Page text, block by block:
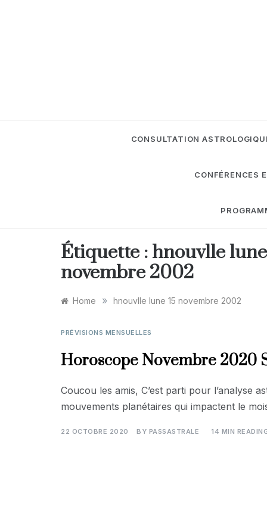
CONSULTATION
CONFÉRENCES
Étiquette : hnouvlle
novembre 2002
Home » hnouvlle lune 15 novembre 2002
PRÉVISIONS MENSUELLES
Horoscope Novembre 2020
Coucou les amis, C’est parti pour l’analyse
mouvements planétaires qui impactent le
22 OCTOBRE 2020 BY PASSASTRALE 14 MIN